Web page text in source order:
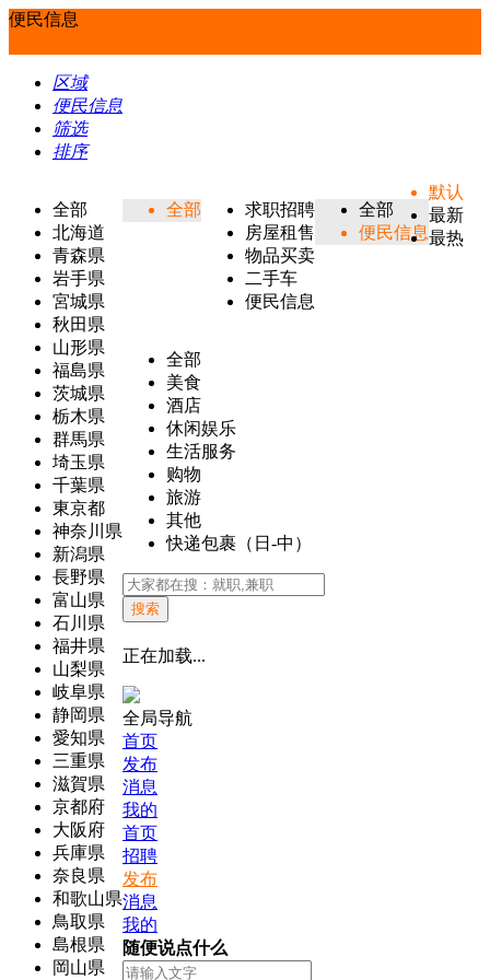
便民信息
区域
便民信息
筛选
排序
全部
北海道
青森県
岩手県
宮城県
秋田県
山形県
福島県
茨城県
栃木県
群馬県
埼玉県
千葉県
東京都
神奈川県
新潟県
長野県
富山県
石川県
福井県
山梨県
岐阜県
静岡県
愛知県
三重県
滋賀県
京都府
大阪府
兵庫県
奈良県
和歌山県
鳥取県
島根県
岡山県
全部
求职招聘
房屋租售
物品买卖
二手车
便民信息
全部
便民信息
全部
美食
酒店
休闲娱乐
生活服务
购物
旅游
其他
快递包裹（日-中）
默认
最新
最热
搜索
正在加载...
全局导航
首页
发布
消息
我的
首页
招聘
发布
消息
我的
随便说点什么